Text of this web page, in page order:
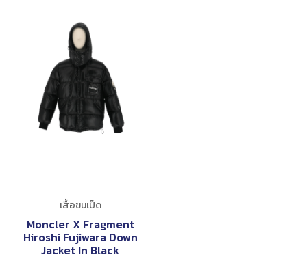
เสื้อขนเป็ด
Moncler X Fragment
Hiroshi Fujiwara Down
Jacket In Black